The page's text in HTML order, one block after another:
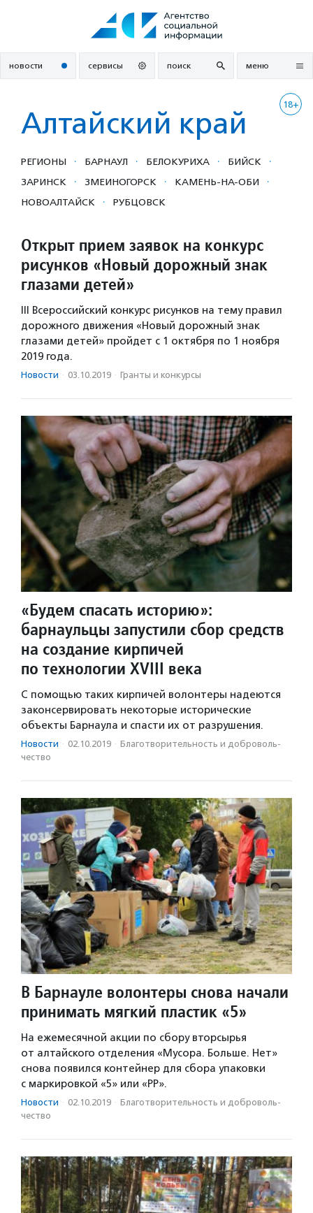
новости сервисы поиск меню
18+
Алтайский край
РЕГИОНЫ · БАРНАУЛ · БЕЛОКУРИХА · БИЙСК ·
ЗАРИНСК · ЗМЕИНОГОРСК · КАМЕНЬ-НА-ОБИ ·
НОВОАЛТАЙСК · РУБЦОВСК
Открыт прием заявок на конкурс
рисунков «Новый дорожный знак
глазами детей»
III Всероссийский конкурс рисунков на тему правил
дорожного движения «Новый дорожный знак
глазами детей» пройдет с 1 октября по 1 ноября
2019 года.
Новости · 03.10.2019 · Гранты и конкурсы
«Будем спасать историю»:
барнаульцы запустили сбор средств
на создание кирпичей
по технологии XVIII века
С помощью таких кирпичей волонтеры надеются
законсервировать некоторые исторические
объекты Барнаула и спасти их от разрушения.
Новости · 02.10.2019 · Благотвори­тель­ность и доброволь­
чест­во
В Барнауле волонтеры снова начали
принимать мягкий пластик «5»
На ежемесячной акции по сбору вторсырья
от алтайского отделения «Мусора. Больше. Нет»
снова появился контейнер для сбора упаковки
с маркировкой «5» или «PP».
Новости · 02.10.2019 · Благотвори­тель­ность и доброволь­
чест­во